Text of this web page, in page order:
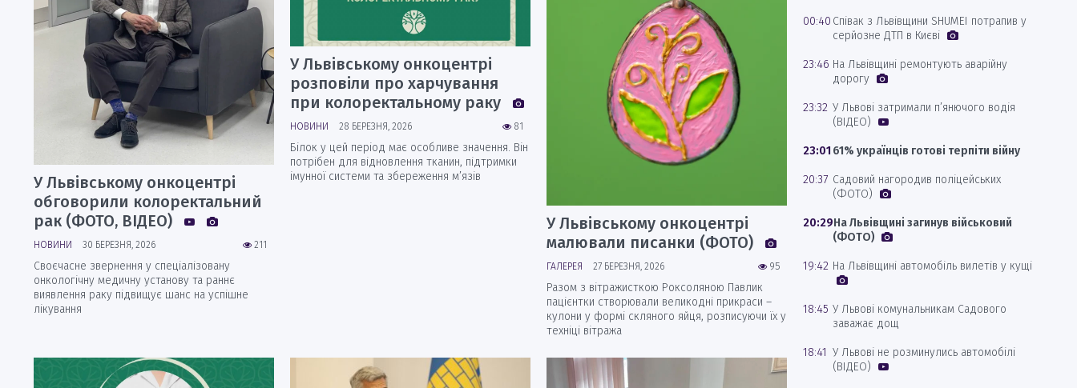
У Львівському онкоцентрі
обговорили колоректальний
рак (ФОТО, ВІДЕО)
211
НОВИНИ 30 БЕРЕЗНЯ, 2026
Своєчасне звернення у спеціалізовану
онкологічну медичну установу та раннє
виявлення раку підвищує шанс на успішне
лікування
У Львівському онкоцентрі
розповіли про харчування
при колоректальному раку
81
НОВИНИ 28 БЕРЕЗНЯ, 2026
Білок у цей період має особливе значення. Він
потрібен для відновлення тканин, підтримки
імунної системи та збереження м’язів
У Львівському онкоцентрі
малювали писанки (ФОТО)
95
ГАЛЕРЕЯ 27 БЕРЕЗНЯ, 2026
Разом з вітражисткою Роксоляною Павлик
пацієнтки створювали великодні прикраси –
кулони у формі скляного яйця, розписуючи їх у
техніці вітража
00:40 Співак з Львівщини SHUMEI потрапив у
серйозне ДТП в Києві
23:46 На Львівщині ремонтують аварійну
дорогу
23:32 У Львові затримали п’янючого водія
(ВІДЕО)
23:01 61% українців готові терпіти війну
20:37 Садовий нагородив поліцейських
(ФОТО)
20:29На Львівщині загинув військовий
(ФОТО)
19:42 На Львівщині автомобіль вилетів у кущі
18:45 У Львові комунальникам Садового
заважає дощ
18:41 У Львові не розминулись автомобілі
(ВІДЕО)